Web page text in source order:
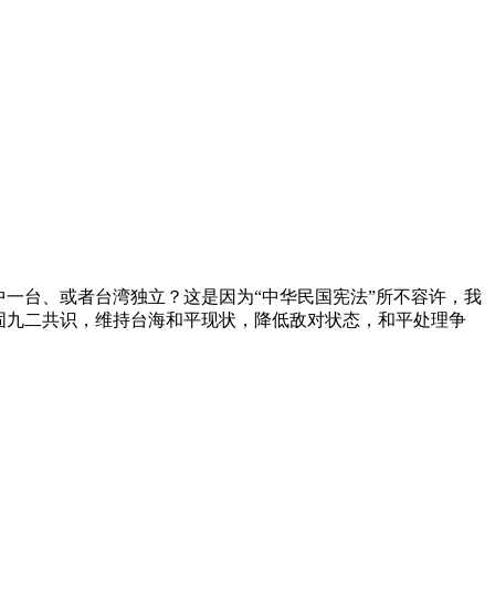
台、或者台湾独立？这是因为“中华民国宪法”所不容许，我
二共识，维持台海和平现状，降低敌对状态，和平处理争